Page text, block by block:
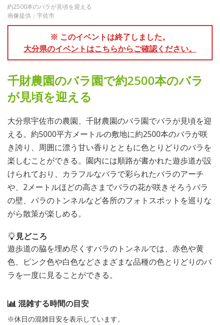
約2500本のバラが見頃を迎える
画像提供：宇佐市
※ このイベントは終了しました。
大分県のイベントはこちらからご確認ください。
千財農園のバラ園で約2500本のバラ
が見頃を迎える
大分県宇佐市の農園、千財農園のバラ園でバラが見頃を迎
える。約5000平方メートルの敷地に約2500本のバラが咲
き誇り、周囲に漂う甘い香りとともに色とりどりのバラを
楽しむことができる。園内には順路が書かれた遊歩道が設
けられており、カラフルなバラで彩られたバラのアーチ
や、2メートルほどの高さまでバラの花が咲きそろうバラ
の壁、バラのトンネルなど各所のフォトスポットを巡りな
がら散策が楽しめる。
見どころ
遊歩道の脇を埋め尽くすバラのトンネルでは、赤色や黄
色、ピンク色や白色などさまざまな品種の色とりどりのバ
ラを一度に見ることができる。
混雑する時間の目安
※休日の混雑目安を表示しています。